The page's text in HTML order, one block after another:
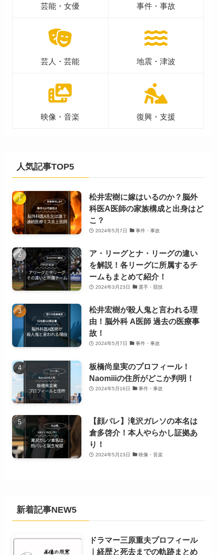
芸能・女優 事件・事故
芸人・芸能 地震・津波
映像・音楽 復興・支援
人気記事TOP5
松井宏樹に嫁はいるのか？脳外
科医A医師の家族構成と出身はど
こ？
2024年5月7日 事件・事故
ア・リーグとナ・リーグの違い
を解説！各リーグに所属するチ
ームもまとめて紹介！
2024年3月23日 選手・競技
松井宏樹が殺人鬼と言われる理
由！脳外科 A医師 過去の医療事
故！
2024年5月7日 事件・事故
板橋尚皇実のプロフィール！
Naomiiiの住所がどこか判明！
2024年5月16日 事件・事故
【顔バレ】滝沢ガレソの本名は
倉多啓介！本人やらかし証拠あ
り！
2024年5月23日 映像・音楽
新着記事NEW5
ドラマー三原重夫プロフィール
｜経歴と死去までの軌跡まとめ